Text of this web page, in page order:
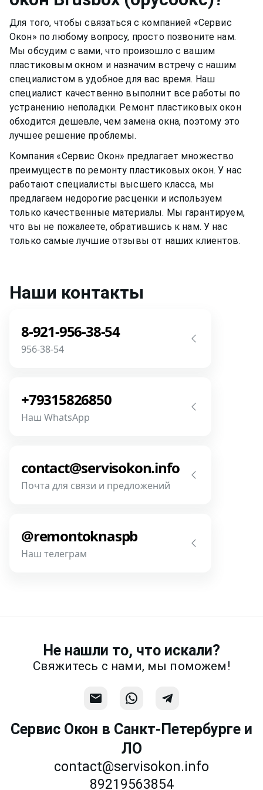
Для того, чтобы связаться с компанией «Сервис
Окон» по любому вопросу, просто позвоните нам.
Мы обсудим с вами, что произошло с вашим
пластиковым окном и назначим встречу с нашим
специалистом в удобное для вас время. Наш
специалист качественно выполнит все работы по
устранению неполадки. Ремонт пластиковых окон
обходится дешевле, чем замена окна, поэтому это
лучшее решение проблемы.
Компания «Сервис Окон» предлагает множество
преимуществ по ремонту пластиковых окон. У нас
работают специалисты высшего класса, мы
предлагаем недорогие расценки и используем
только качественные материалы. Мы гарантируем,
что вы не пожалеете, обратившись к нам. У нас
только самые лучшие отзывы от наших клиентов.
Наши контакты
8-921-956-38-54
956-38-54
роботов и автоответчиков!
+79315826850
Наш WhatsApp
предметней если Вы пришлете
фотографии, размеры и пр.
contact@servisokon.info
Почта для связи и предложений
фотографии, размеры и пр.
@remontoknaspb
Наш телеграм
Связаться
Не нашли то, что искали?
Свяжитесь с нами, мы поможем!
Сервис Окон в Санкт-Петербурге и
ЛО
contact@servisokon.info
89219563854